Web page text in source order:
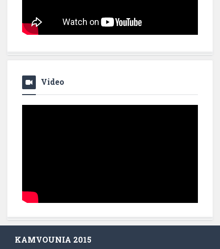
Video
KAMVOUNIA 2015